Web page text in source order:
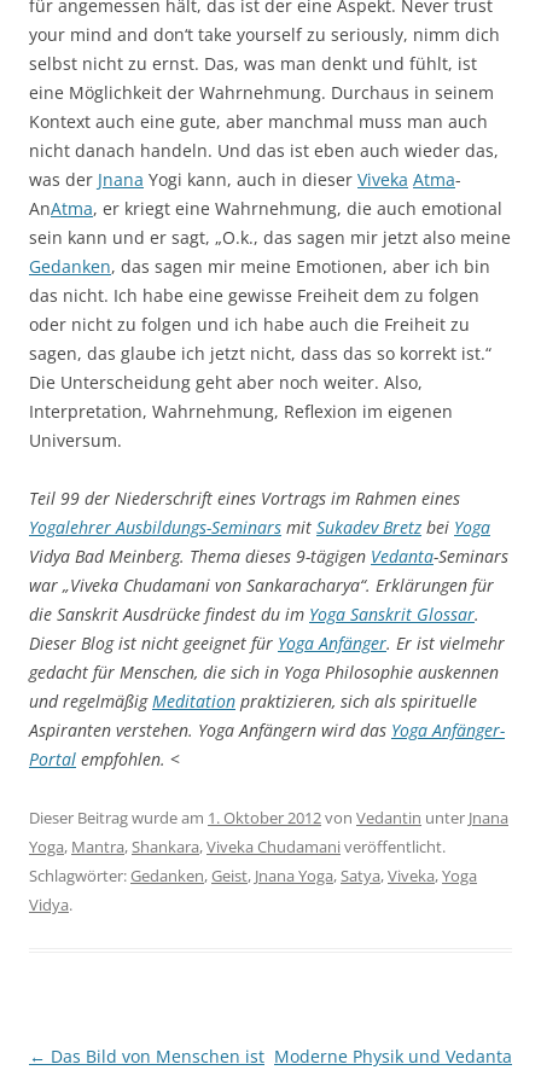
für angemessen hält, das ist der eine Aspekt. Never trust
your mind and don‘t take yourself zu seriously, nimm dich
selbst nicht zu ernst. Das, was man denkt und fühlt, ist
eine Möglichkeit der Wahrnehmung. Durchaus in seinem
Kontext auch eine gute, aber manchmal muss man auch
nicht danach handeln. Und das ist eben auch wieder das,
was der Jnana Yogi kann, auch in dieser Viveka Atma-
AnAtma, er kriegt eine Wahrnehmung, die auch emotional
sein kann und er sagt, „O.k., das sagen mir jetzt also meine
Gedanken, das sagen mir meine Emotionen, aber ich bin
das nicht. Ich habe eine gewisse Freiheit dem zu folgen
oder nicht zu folgen und ich habe auch die Freiheit zu
sagen, das glaube ich jetzt nicht, dass das so korrekt ist.“
Die Unterscheidung geht aber noch weiter. Also,
Interpretation, Wahrnehmung, Reflexion im eigenen
Universum.
Teil 99 der Niederschrift eines Vortrags im Rahmen eines
Yogalehrer Ausbildungs-Seminars mit Sukadev Bretz bei Yoga
Vidya Bad Meinberg. Thema dieses 9-tägigen Vedanta-Seminars
war „Viveka Chudamani von Sankaracharya“. Erklärungen für
die Sanskrit Ausdrücke findest du im Yoga Sanskrit Glossar.
Dieser Blog ist nicht geeignet für Yoga Anfänger. Er ist vielmehr
gedacht für Menschen, die sich in Yoga Philosophie auskennen
und regelmäßigMeditation praktizieren, sich als spirituelle
Aspiranten verstehen. Yoga Anfängern wird das Yoga Anfänger-
Portal empfohlen. <
Dieser Beitrag wurde am 1. Oktober 2012von Vedantin unter Jnana
Yoga, Mantra,Shankara,Viveka Chudamaniveröffentlicht.
Schlagwörter:Gedanken,Geist, Jnana Yoga,Satya,Viveka,Yoga
Vidya.
Beitragsnavigation
← Das Bild von Menschen ist Moderne Physik und Vedanta